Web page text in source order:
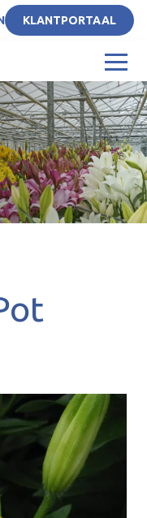
KLANTPORTAAL